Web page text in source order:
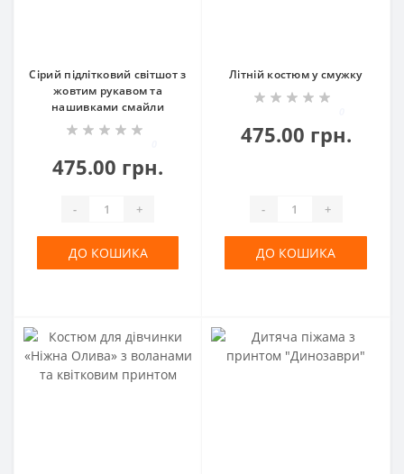
Сірий підлітковий світшот з
жовтим рукавом та
нашивками смайли
475.00 грн.
- +
ДО КОШИКА
Літній костюм у смужку
475.00 грн.
- +
ДО КОШИКА